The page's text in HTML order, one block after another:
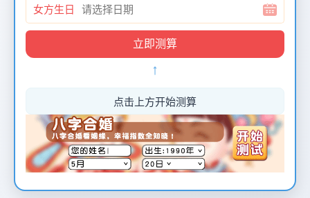
女方生日
↑
点击上方开始测算